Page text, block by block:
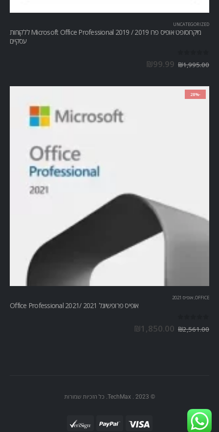
UNCATEGORIZED
מיקרוסופט אופיס פרו Microsoft Office Professional 2019 / 2019 ללקוחות
עסקיים
₪1,995.00
₪99.99
-28%
OFFICE
, אופיס 2021
אופיס פרופשיונל 2021 /Office Professional 2021
₪2,561.00
₪1,850.00
© TechMax . 2023. כל הזכיות שמורות